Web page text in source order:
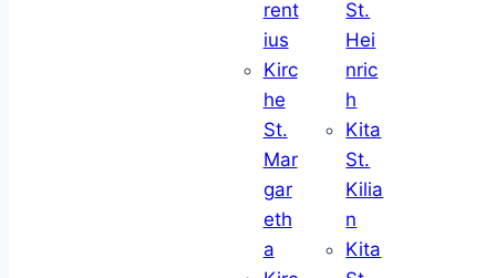
rent
ius
Kirc
he
St.
Mar
gar
eth
a
St.
Hei
nric
h
Kita
St.
Kilia
n
Kita